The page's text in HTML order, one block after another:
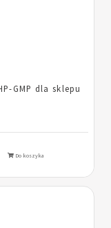
GMP dla sklepu
Do koszyka